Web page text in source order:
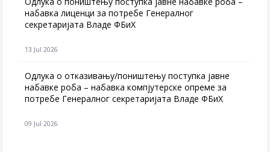
набавка лиценци за потребе Генералног
секретаријата Владе ФБиХ
13 Jul 2026
Одлука о отказивању/поништењу поступка јавне
набавке роба – набавка компјутерске опреме за
потребе Генералног секретаријата Владе ФБиХ
09 Jul 2026